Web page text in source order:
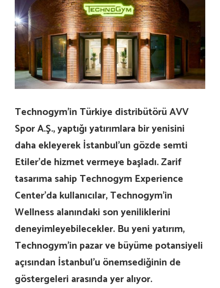
Technogym’in Türkiye distribütörü AVV
Spor A.Ş., yaptığı yatırımlara bir yenisini
daha ekleyerek İstanbul’un gözde semti
Etiler’de hizmet vermeye başladı. Zarif
tasarıma sahip Technogym Experience
Center’da kullanıcılar, Technogym’in
Wellness alanındaki son yeniliklerini
deneyimleyebilecekler. Bu yeni yatırım,
Technogym’in pazar ve büyüme potansiyeli
açısından İstanbul’u önemsediğinin de
göstergeleri arasında yer alıyor.